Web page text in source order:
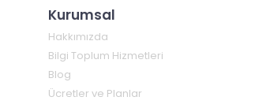
Kurumsal
Hakkımızda
Bilgi Toplum Hizmetleri
Blog
Ücretler ve Planlar